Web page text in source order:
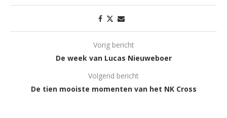
Vorig bericht
De week van Lucas Nieuweboer
Volgend bericht
De tien mooiste momenten van het NK Cross